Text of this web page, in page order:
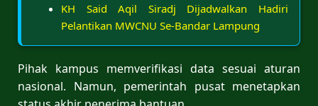
KH Said Aqil Siradj Dijadwalkan Hadiri
Pelantikan MWCNU Se-Bandar Lampung
Pihak kampus memverifikasi data sesuai aturan
nasional. Namun, pemerintah pusat menetapkan